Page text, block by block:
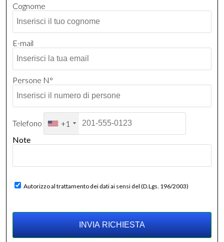
Cognome
E-mail
Persone N°
Telefono
+1
Note
Autorizzo al trattamento dei dati ai sensi del (D.Lgs. 196/2003)